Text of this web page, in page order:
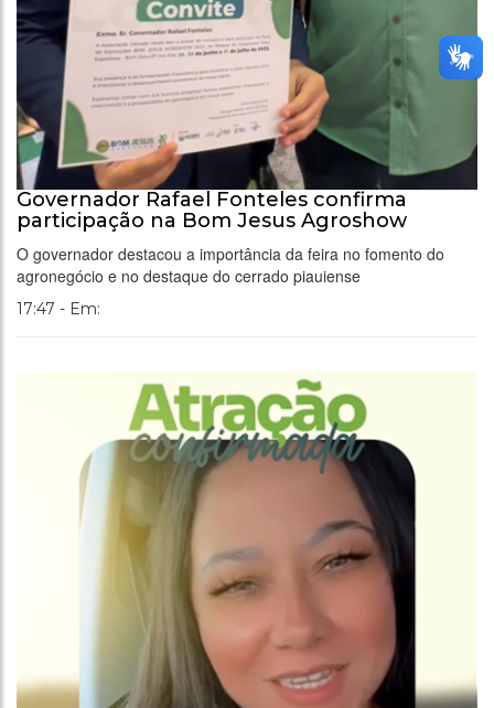
Governador Rafael Fonteles confirma
participação na Bom Jesus Agroshow
O governador destacou a importância da feira no fomento do
agronegócio e no destaque do cerrado piauiense
17:47 - Em: